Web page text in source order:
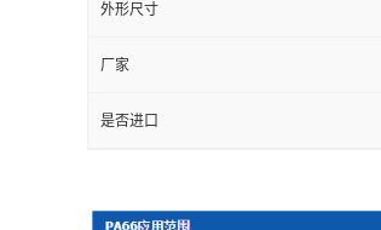
外形尺寸
厂家
是否进口